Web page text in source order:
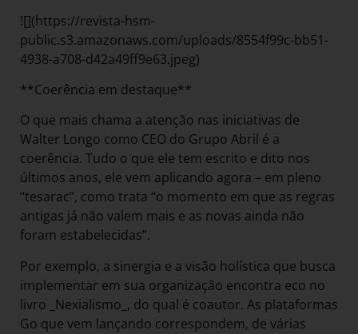
![](https://revista-hsm-
public.s3.amazonaws.com/uploads/8554f99c-bb51-
4938-a708-d42a49ff9e63.jpeg)
**Coerência em destaque**
O que mais chama a atenção nas iniciativas de
Walter Longo como CEO do Grupo Abril é a
coerência. Tudo o que ele tem escrito e dito nos
últimos anos, ele vem aplicando agora – em pleno
“tesarac”, como trata “o momento em que as regras
antigas já não valem mais e as novas ainda não
foram estabelecidas”.
Por exemplo, a sinergia e a visão holística que busca
implementar em sua organização encontra eco no
livro _Nexialismo_, do qual é coautor. As plataformas
Go que vem lançando correspondem, de várias